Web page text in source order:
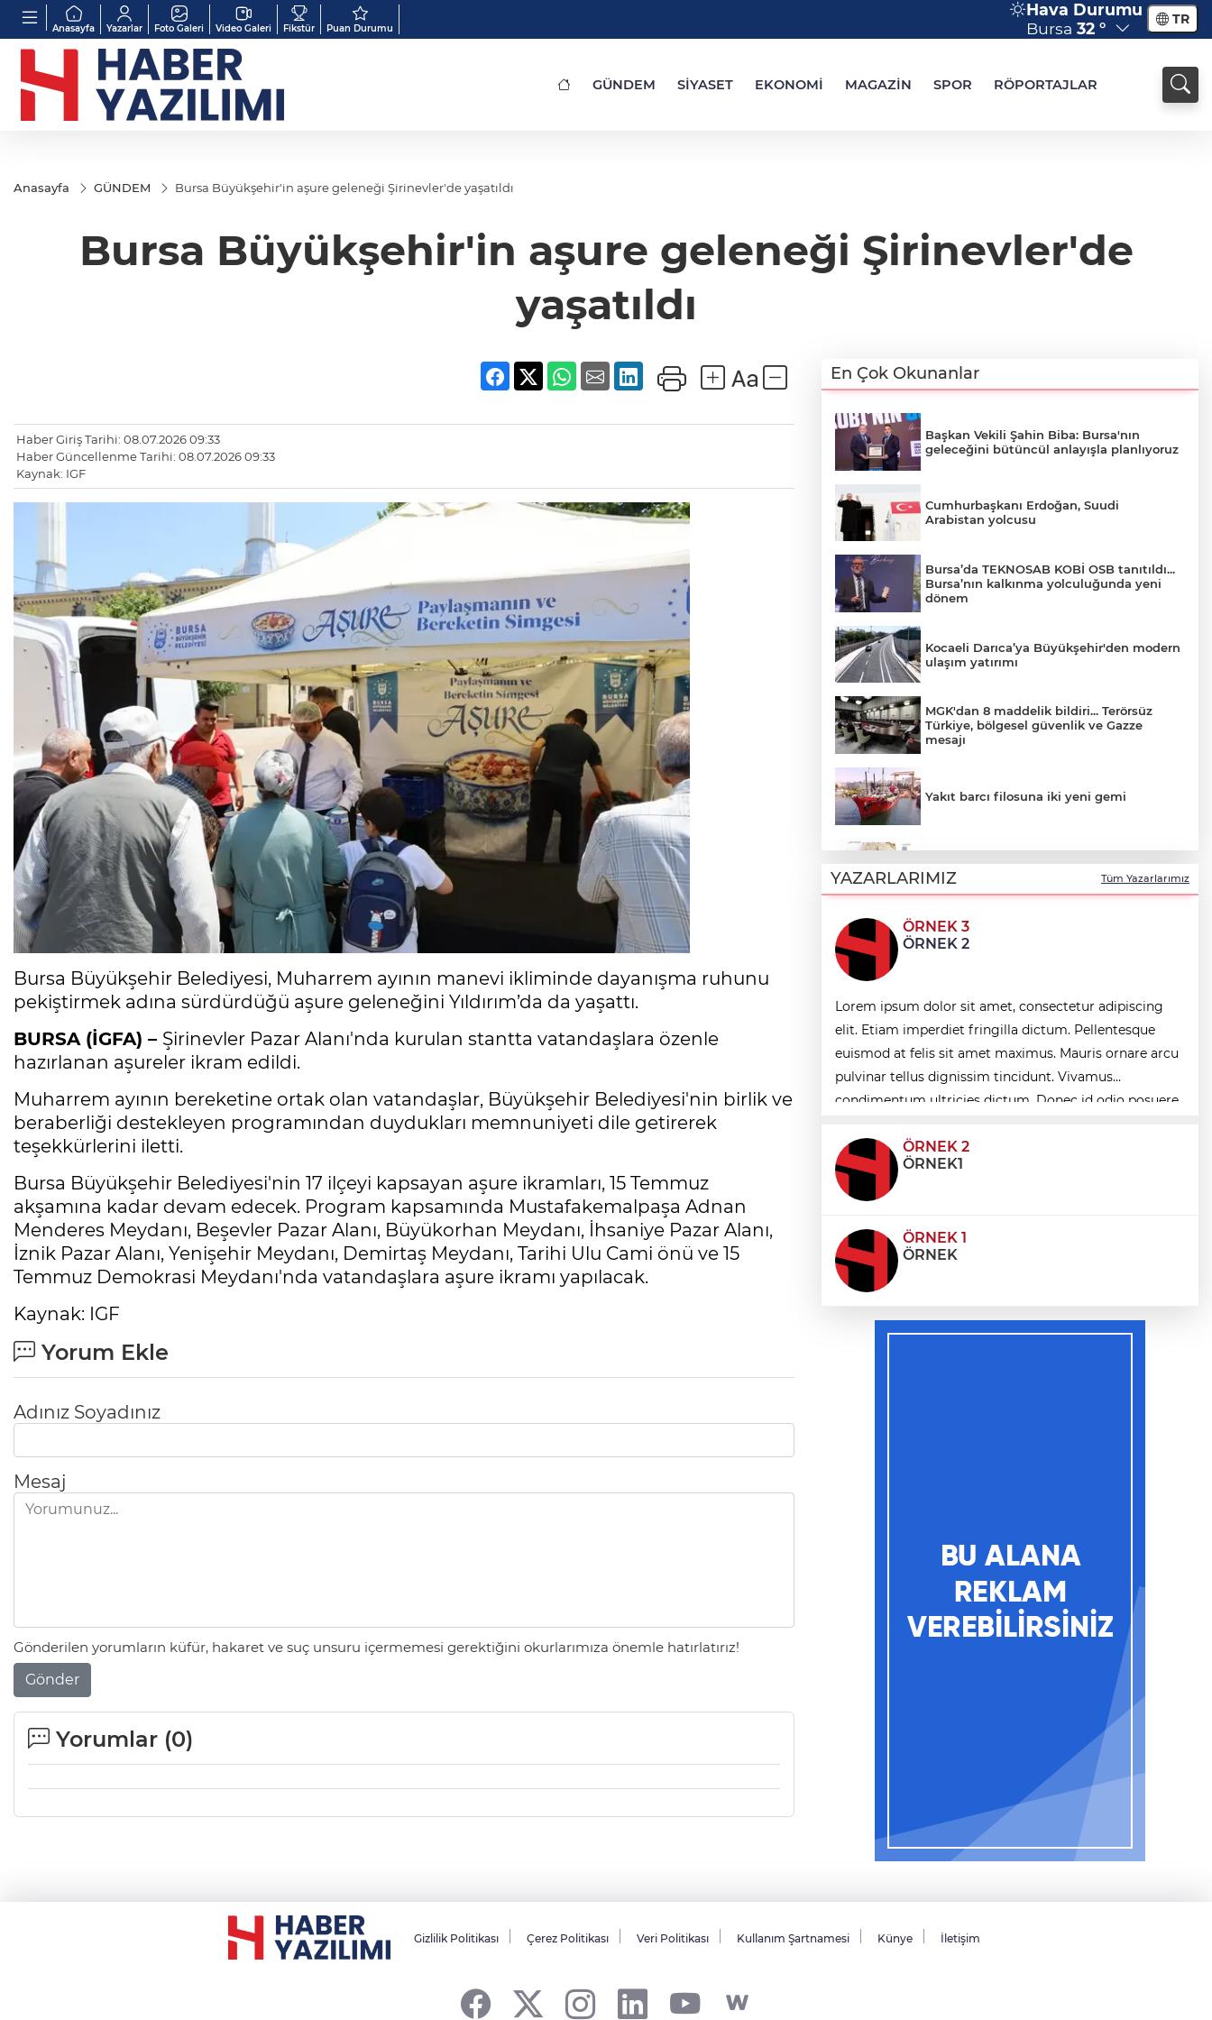
Anasayfa Yazarlar Foto Galeri Video Galeri Fikstür Puan Durumu
Hava Durumu
Bursa 32 ° TR
GÜNDEM SİYASET EKONOMİ MAGAZİN SPOR RÖPORTAJLAR
Anasayfa GÜNDEM Bursa Büyükşehir'in aşure geleneği Şirinevler'de yaşatıldı
Bursa Büyükşehir'in aşure geleneği Şirinevler'de
yaşatıldı
Haber Giriş Tarihi: 08.07.2026 09:33
Haber Güncellenme Tarihi: 08.07.2026 09:33
Kaynak: IGF
Bursa Büyükşehir Belediyesi, Muharrem ayının manevi ikliminde dayanışma ruhunu
pekiştirmek adına sürdürdüğü aşure geleneğini Yıldırım’da da yaşattı.
BURSA (İGFA) – Şirinevler Pazar Alanı'nda kurulan stantta vatandaşlara özenle
hazırlanan aşureler ikram edildi.
Muharrem ayının bereketine ortak olan vatandaşlar, Büyükşehir Belediyesi'nin birlik ve
beraberliği destekleyen programından duydukları memnuniyeti dile getirerek
teşekkürlerini iletti.
Bursa Büyükşehir Belediyesi'nin 17 ilçeyi kapsayan aşure ikramları, 15 Temmuz
akşamına kadar devam edecek. Program kapsamında Mustafakemalpaşa Adnan
Menderes Meydanı, Beşevler Pazar Alanı, Büyükorhan Meydanı, İhsaniye Pazar Alanı,
İznik Pazar Alanı, Yenişehir Meydanı, Demirtaş Meydanı, Tarihi Ulu Cami önü ve 15
Temmuz Demokrasi Meydanı'nda vatandaşlara aşure ikramı yapılacak.
Kaynak: IGF
Yorum Ekle
Adınız Soyadınız
Mesaj
Gönderilen yorumların küfür, hakaret ve suç unsuru içermemesi gerektiğini okurlarımıza önemle hatırlatırız!
Gönder
Yorumlar (0)
En Çok Okunanlar
Başkan Vekili Şahin Biba: Bursa'nın
geleceğini bütüncül anlayışla planlıyoruz
Cumhurbaşkanı Erdoğan, Suudi
Arabistan yolcusu
Bursa’da TEKNOSAB KOBİ OSB tanıtıldı...
Bursa’nın kalkınma yolculuğunda yeni
dönem
Kocaeli Darıca’ya Büyükşehir'den modern
ulaşım yatırımı
MGK'dan 8 maddelik bildiri... Terörsüz
Türkiye, bölgesel güvenlik ve Gazze
mesajı
Yakıt barcı filosuna iki yeni gemi
tek platformda
Türkiye ile Vietnam arasında 'hava'da
yeni dönem... Sefer kapasitesi artırıldı
Görevden uzaklaştırılan Utku Caner
Çaykara hakkında tahliye kararı
Fındık alım fiyatları açıklandı... Alımlar 24
Ağustos'ta başlıyor
YAZARLARIMIZ Tüm Yazarlarımız
ÖRNEK 3
ÖRNEK 2
Lorem ipsum dolor sit amet, consectetur adipiscing
elit. Etiam imperdiet fringilla dictum. Pellentesque
euismod at felis sit amet maximus. Mauris ornare arcu
pulvinar tellus dignissim tincidunt. Vivamus
condimentum ultricies dictum. Donec id odio posuere,
ÖRNEK 2
ÖRNEK1
ÖRNEK 1
ÖRNEK
Gizlilik Politikası Çerez Politikası Veri Politikası Kullanım Şartnamesi Künye İletişim